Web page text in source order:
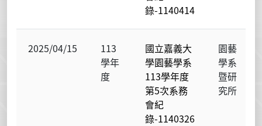
錄-1140414
2025/04/15
113
學年
度
國立嘉義大
學園藝學系
113學年度
第5次系務
會紀
錄-1140326
園藝
學系
暨研
究所